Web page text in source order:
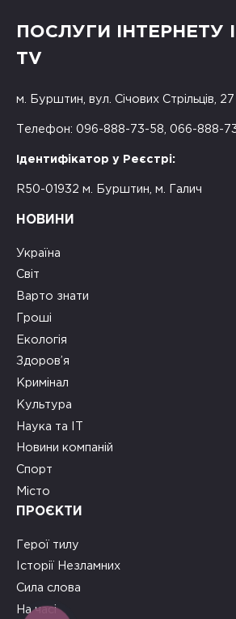
ПОСЛУГИ ІНТЕРНЕТУ
TV
м. Бурштин, вул. Січових Стрільців, 27
Телефон: 096-888-73-58, 066-888-
Ідентифікатор у Реєстрі:
R50-01932 м. Бурштин, м. Галич
НОВИНИ
Україна
Світ
Варто знати
Гроші
Екологія
Здоров’я
Кримінал
Культура
Наука та ІТ
Новини компаній
Спорт
Місто
ПРОЄКТИ
Герої тилу
Історії Незламних
Сила слова
На часі